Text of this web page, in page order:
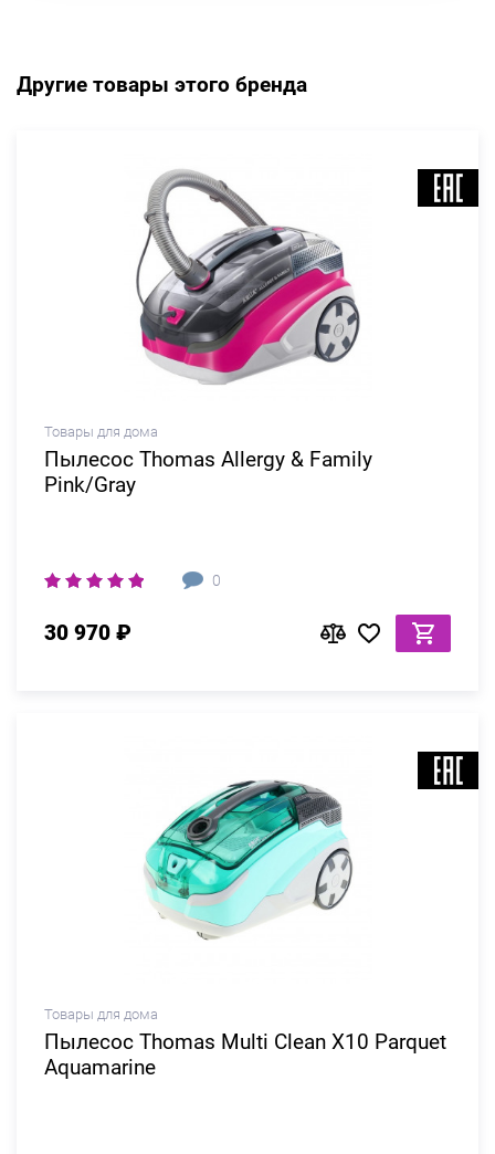
Другие товары этого бренда
Товары для дома
Пылесос Thomas Allergy & Family
Pink/Gray
0
30 970 ₽
Товары для дома
Пылесос Thomas Multi Clean X10 Parquet
Aquamarine